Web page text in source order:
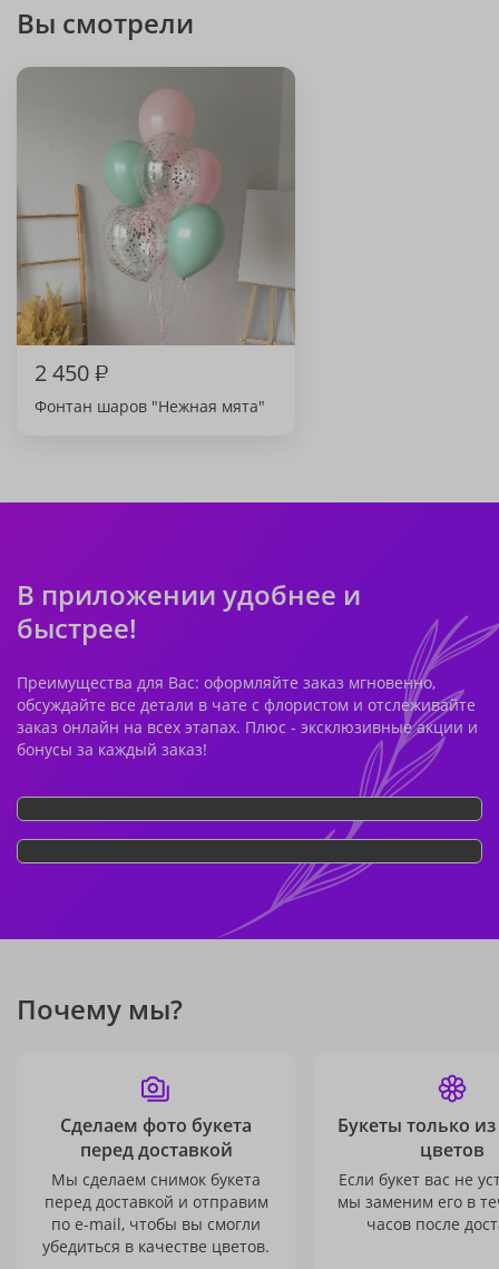
Вы смотрели
2 450₽
Фонтан шаров "Нежная мята"
В приложении удобнее и
быстрее!
Преимущества для Вас: оформляйте заказ мгновенно,
обсуждайте все детали в чате с флористом и отслеживайте
заказ онлайн на всех этапах. Плюс - эксклюзивные акции и
бонусы за каждый заказ!
Почему мы?
Сделаем фото букета
перед доставкой
Мы сделаем снимок букета
перед доставкой и отправим
по e-mail, чтобы вы смогли
убедиться в качестве цветов.
Букеты только
цветов
Если букет вас не
мы заменим его в
часов после